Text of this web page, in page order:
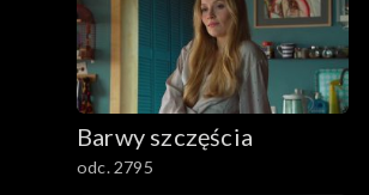
Barwy szczęścia
odc. 2795